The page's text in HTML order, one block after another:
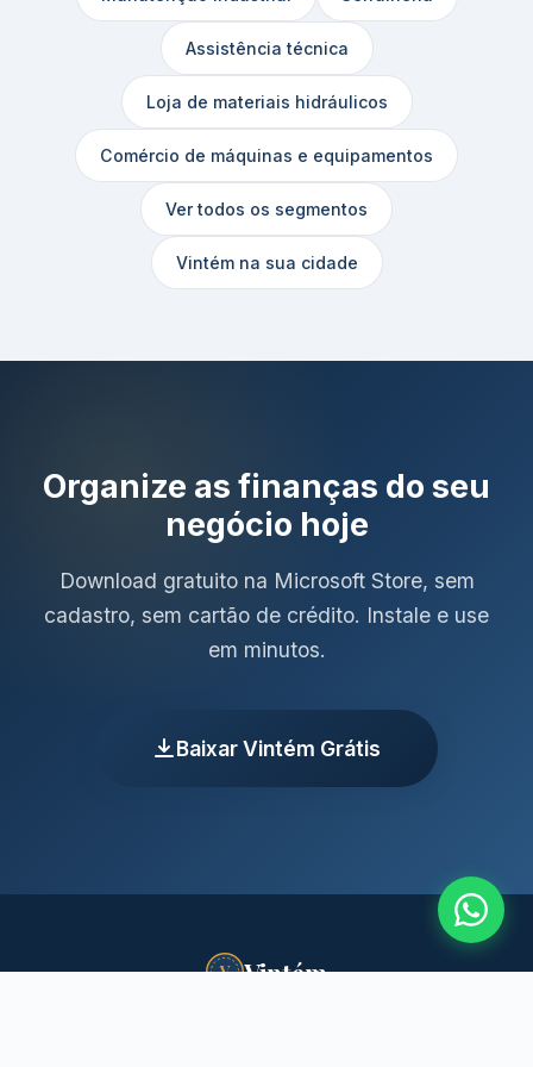
Assistência técnica
Loja de materiais hidráulicos
Comércio de máquinas e equipamentos
Ver todos os segmentos
Vintém na sua cidade
Organize as finanças do seu
negócio hoje
Download gratuito na Microsoft Store, sem
cadastro, sem cartão de crédito. Instale e use
em minutos.
Baixar Vintém Grátis
V Vintém